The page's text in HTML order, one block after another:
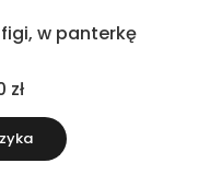
w panterkę
zł